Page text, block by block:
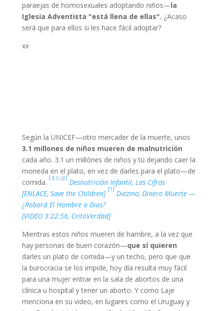
paraejas de homosexuales adoptando niños—la
Iglesia Adventista "está llena de ellas". ¿Acaso
será que para ellos si les hace fácil adoptar?
xx
Según la UNICEF—otro mercader de la muerte, unos
3.1 millones de niños mueren de malnutrición
cada año. 3.1 un millónes de niños y tú dejando caer la
moneda en el plato, en vez de darles para el plato—de
comida.
[または]
Desnutrición Infantil, Las Cifras
[ENLACE, Save the Children]
[1]
Diezmo, Dinero Muerte —
¿Robará El Hombre a Dios?
[VIDEO 3:22:56, CritoVerdad]
Mientras estos niños mueren de hambre, a la vez que
hay personas de buen corazón—que sí quieren
darles un plato de comida—y un techo, pero que que
la burocracia se los impide, hoy día resulta muy fácil
para una mujer entrar en la sala de abortos de una
clínica u hospital y tener un aborto. Y como Laje
menciona en su video, en lugares como el Uruguay y